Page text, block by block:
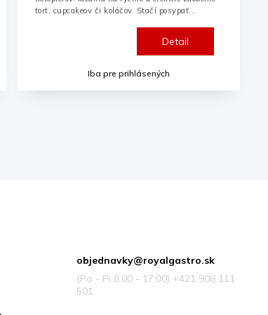
Iba pre prihlásených
Detail
tort, cupcakeov či koláčov. Stačí posypať...
objednavky@royalgastro.sk
(Po - Pi 8:00 - 17:00) +421 908 111
501